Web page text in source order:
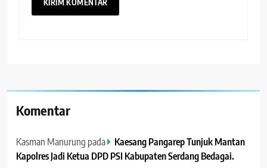
Komentar
Kasman Manurung pada
Kaesang Pangarep Tunjuk Mantan
Kapolres Jadi Ketua DPD PSI Kabupaten Serdang Bedagai. ‎ ‎